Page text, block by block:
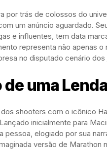
por trás de colossos do
um anúncio aguardado.
e influentes, tem data
representa não apenas
no disputado cenário dos
uma
shooters com o icônico
inicialmente para
pessoa, elogiado por sua
versão de Marathon